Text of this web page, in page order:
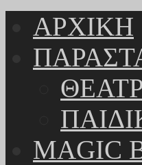
ΑΡΧΙΚΗ
MAGIC